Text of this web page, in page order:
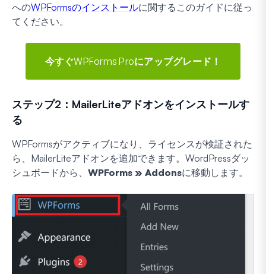
へのWPFormsのインストールに関するこのガイドに従っ
てください。
今すぐWPForms Proにアップグレード！
ステップ2：MailerLiteアドオンをインストールす
る
WPFormsがアクティブになり、ライセンスが検証された
ら、MailerLiteアドオンを追加できます。WordPressダッ
シュボードから、 WPForms » Addonsに移動します。